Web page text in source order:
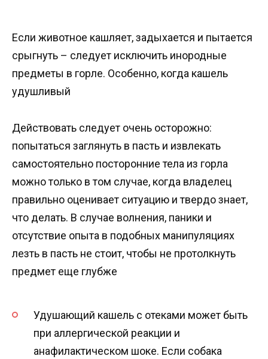
Если животное кашляет, задыхается и пытается
срыгнуть – следует исключить инородные
предметы в горле. Особенно, когда кашель
удушливый
Действовать следует очень осторожно:
попытаться заглянуть в пасть и извлекать
самостоятельно посторонние тела из горла
можно только в том случае, когда владелец
правильно оценивает ситуацию и твердо знает,
что делать. В случае волнения, паники и
отсутствие опыта в подобных манипуляциях
лезть в пасть не стоит, чтобы не протолкнуть
предмет еще глубже
Удушающий кашель с отеками может быть
при аллергической реакции и
анафилактическом шоке. Если собака